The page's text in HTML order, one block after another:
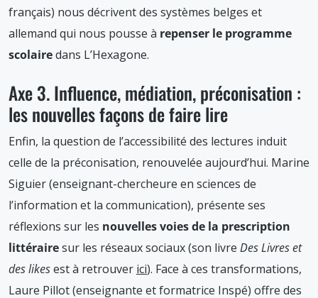
français) nous décrivent des systèmes belges et
allemand qui nous pousse à repenser le programme
scolairedans L’Hexagone.
Axe 3. Influence, médiation, préconisation :
les nouvelles façons de faire lire
Enfin, la question de l’accessibilité des lectures induit
celle de la préconisation, renouvelée aujourd’hui. Marine
Siguier (enseignant-chercheure en sciences de
l’information et la communication), présente ses
réflexions sur les nouvelles voies de la prescription
littérairesur les réseaux sociaux (son livre Des Livres et
des likesest à retrouver ici). Face à ces transformations,
Laure Pillot (enseignante et formatrice Inspé) offre des